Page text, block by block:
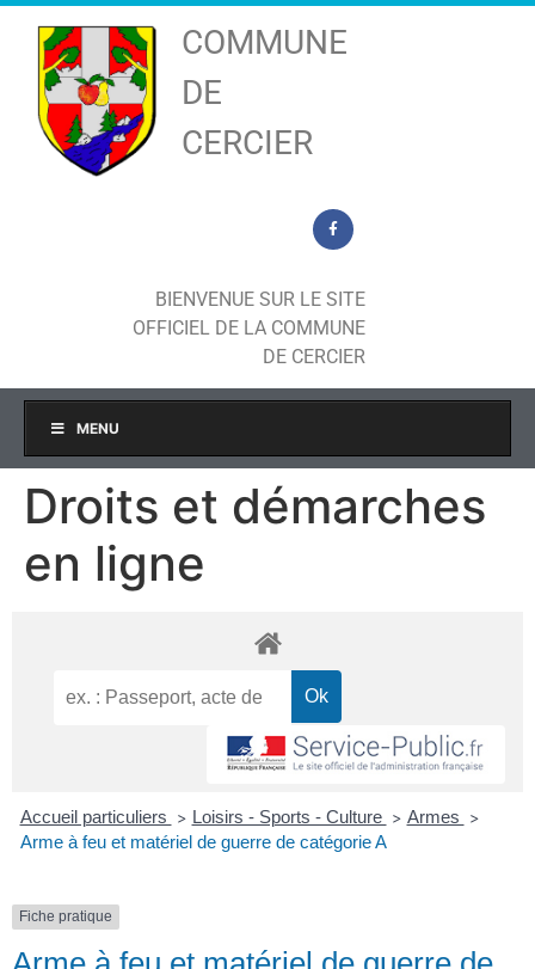
COMMUNE
DE
CERCIER
BIENVENUE SUR LE SITE
OFFICIEL DE LA COMMUNE
DE CERCIER
MENU
Droits et démarches
en ligne
Accueil particuliers > Loisirs - Sports - Culture > Armes >
Arme à feu et matériel de guerre de catégorie A
Fiche pratique